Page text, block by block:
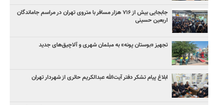
جابجایی بیش از ۷۱۶ هزار مسافر با متروی تهران در مراسم جاماندگان
اربعین حسینی
تجهیز «بوستان پونه» به مبلمان شهری و آلاچیق‌های جدید
ابلاغ پیام تشکر دفتر آیت‌الله عبدالکریم حائری از شهردار تهران